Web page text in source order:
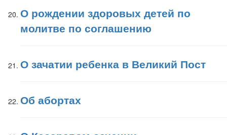
О рождении здоровых детей по
молитве по соглашению
О зачатии ребенка в Великий Пост
Об абортах